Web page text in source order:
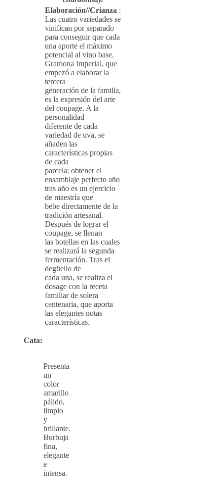
Elaboración//Crianza :
Las cuatro variedades se
vinifican por separado
para conseguir que cada
una aporte el máximo
potencial al vino base.
Gramona Imperial, que
empezó a elaborar la
tercera
generación de la familia,
es la expresión del arte
del coupage. A la
personalidad
diferente de cada
variedad de uva, se
añaden las
características propias
de cada
parcela: obtener el
ensamblaje perfecto año
tras año es un ejercicio
de maestría que
bebe directamente de la
tradición artesanal.
Después de lograr el
coupage, se llenan
las botellas en las cuales
se realizará la segunda
fermentación. Tras el
degüello de
cada una, se realiza el
dosage con la receta
familiar de solera
centenaria, que aporta
las elegantes notas
características.
Cata:
Presenta
un
color
amarillo
pálido,
limpio
y
brillante.
Burbuja
fina,
elegante
e
intensa.